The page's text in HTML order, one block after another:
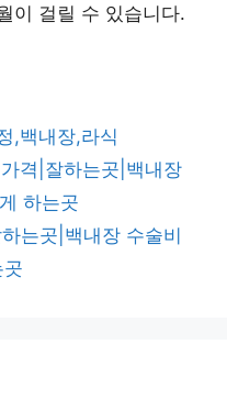
이 걸릴 수 있습니다.
,백내장,라식
격|잘하는곳|백내장
하는곳
는곳|백내장 수술비